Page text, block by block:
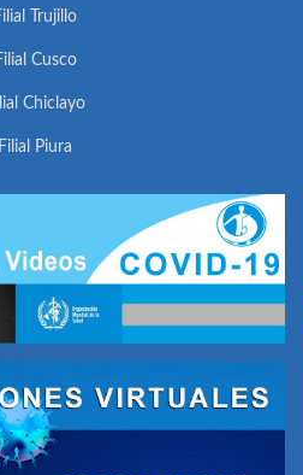
Trujillo
Cusco
Chiclayo
Filial Piura